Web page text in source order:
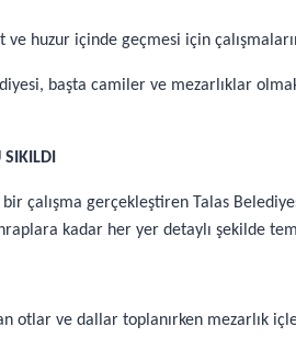
ve huzur içinde geçmesi için
başta camiler ve mezarlıklar
çalışma gerçekleştiren Talas
kadar her yer detaylı şekilde
ve dallar toplanırken mezarlık